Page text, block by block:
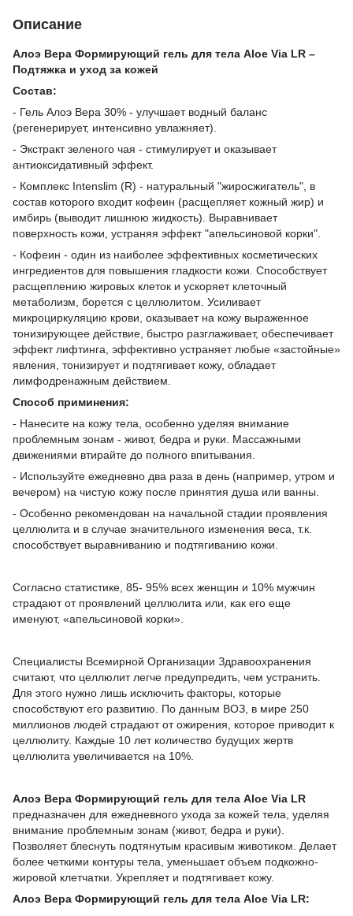
Описание
Алоэ Вера Формирующий гель для тела Aloe Via LR –
Подтяжка и уход за кожей
Состав:
- Гель Алоэ Вера 30% - улучшает водный баланс
(регенерирует, интенсивно увлажняет).
- Экстракт зеленого чая - стимулирует и оказывает
антиоксидативный эффект.
- Комплекс Intenslim (R) - натуральный "жиросжигатель", в
состав которого входит кофеин (расщепляет кожный жир) и
имбирь (выводит лишнюю жидкость). Выравнивает
поверхность кожи, устраняя эффект "апельсиновой корки".
- Кофеин - один из наиболее эффективных косметических
ингредиентов для повышения гладкости кожи. Способствует
расщеплению жировых клеток и ускоряет клеточный
метаболизм, борется с целлюлитом. Усиливает
микроциркуляцию крови, оказывает на кожу выраженное
тонизирующее действие, быстро разглаживает, обеспечивает
эффект лифтинга, эффективно устраняет любые «застойные»
явления, тонизирует и подтягивает кожу, обладает
лимфодренажным действием.
Способ приминения:
- Нанесите на кожу тела, особенно уделяя внимание
проблемным зонам - живот, бедра и руки. Массажными
движениями втирайте до полного впитывания.
- Используйте ежедневно два раза в день (например, утром и
вечером) на чистую кожу после принятия душа или ванны.
- Особенно рекомендован на начальной стадии проявления
целлюлита и в случае значительного изменения веса, т.к.
способствует выравниванию и подтягиванию кожи.
Согласно статистике, 85- 95% всех женщин и 10% мужчин
страдают от проявлений целлюлита или, как его еще
именуют, «апельсиновой корки».
Специалисты Всемирной Организации Здравоохранения
считают, что целлюлит легче предупредить, чем устранить.
Для этого нужно лишь исключить факторы, которые
способствуют его развитию. По данным ВОЗ, в мире 250
миллионов людей страдают от ожирения, которое приводит к
целлюлиту. Каждые 10 лет количество будущих жертв
целлюлита увеличивается на 10%.
Алоэ Вера Формирующий гель для тела Aloe Via LR
предназначен для ежедневного ухода за кожей тела, уделяя
внимание проблемным зонам (живот, бедра и руки).
Позволяет блеснуть подтянутым красивым животиком. Делает
более четкими контуры тела, уменьшает объем подкожно-
жировой клетчатки. Укрепляет и подтягивает кожу.
Алоэ Вера Формирующий гель для тела Aloe Via LR: